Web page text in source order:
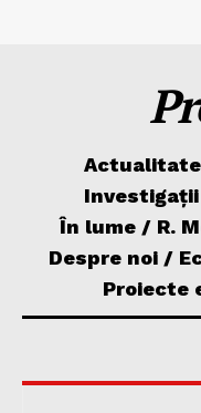
Actualitate
Investigații
În lume / R.
Despre noi /
Proiecte